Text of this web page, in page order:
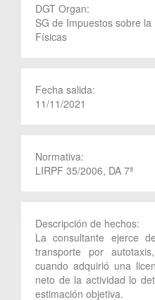
DGT Organ:
SG de Impuestos sobre
Físicas
Fecha salida:
11/11/2021
Normativa:
LIRPF 35/2006, DA 7ª
Descripción de hechos:
La consultante ejerce
transporte por
cuando adquirió una
neto de la actividad lo
estimación objetiva.